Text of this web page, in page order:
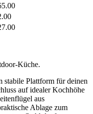
Küche.
stabile Plattform für deinen
auf idealer Kochhöhe
aus
Ablage zum